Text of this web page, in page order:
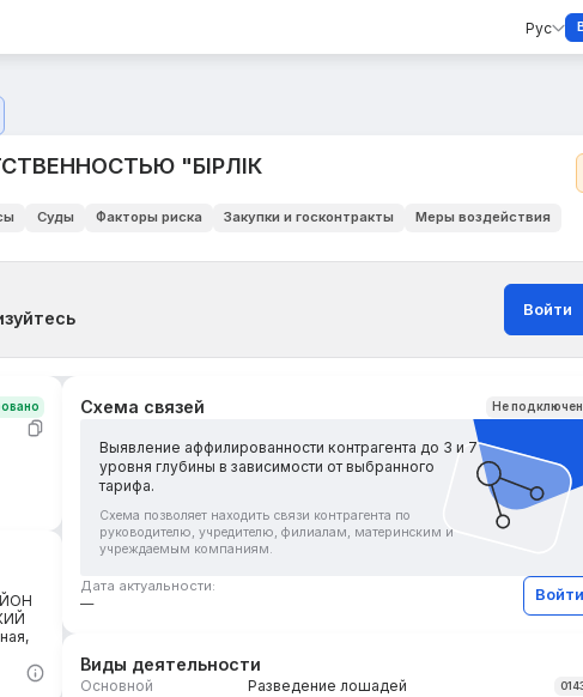
Рус
"БІРЛІК
Суды Факторы риска Закупки и госконтракты
Меры воздействия
Войти
Схема связей Не
Выявление аффилированности контрагента до 3 и 7
уровня глубины в зависимости от выбранного
тарифа.
Схема позволяет находить связи контрагента по
руководителю, учредителю, филиалам, материнским и
учреждаемым компаниям.
Дата актуальности:
—
Войти
Виды деятельности
Основной Разведение лошадей